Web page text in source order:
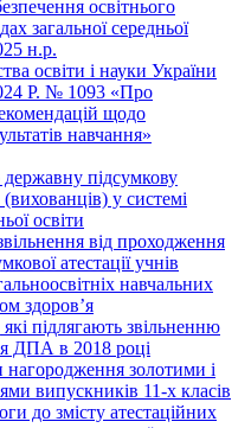
освітнього
загальної середньої
н.р.
освіти і науки України
Р. № 1093 «Про
щодо
навчання»
підсумкову
у системі
освіти
від проходження
атестації учнів
навчальних
здоров’я
які підлягають звільненню
ДПА в 2018 році
золотими і
випускників 11-х класів
до змісту атестаційних